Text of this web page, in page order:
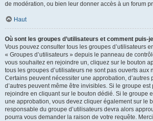
de modération, ou bien leur donner accès à un forum
Haut
Où sont les groupes d’utilisateurs et comment puis-
Vous pouvez consulter tous les groupes d’utilisateurs
« Groupes d’utilisateurs » depuis le panneau de
vous souhaitez en rejoindre un, cliquez sur le bouton
tous les groupes d’utilisateurs ne sont pas ouverts aux
Certains peuvent nécessiter une approbation, d’autres
d’autres peuvent même être invisibles. Si le groupe
rejoindre en cliquant sur le bouton dédié. Si le groupe
une approbation, vous devez cliquer également sur le
responsable du groupe d’utilisateurs devra alors
pourra vous demander la raison de votre requête.